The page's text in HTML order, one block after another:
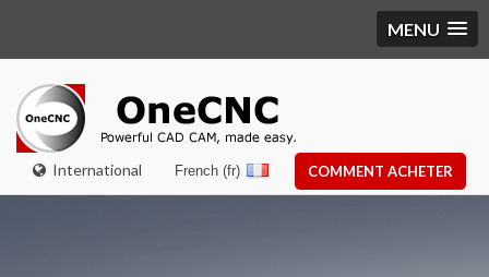
MENU
International COMMENT ACHETER
French (fr)